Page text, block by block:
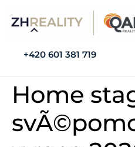
+420 601 381 719
Home